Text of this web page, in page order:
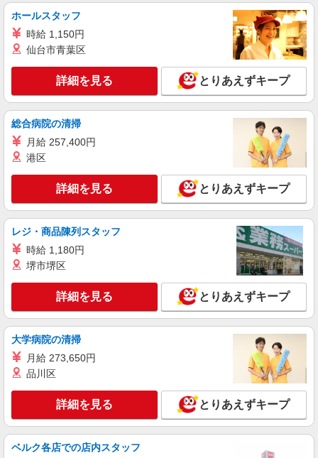
り時給を見直します。 ※アルバイト賞与（寸
志）：あり 年2回。勤続年数により金額UP。
イリーゼ東久留米 （東京都東久留米市中央町3
キープ 詳細を見る
アルバイト パート
株式会社HITOWA フードサービスカンパニー
福祉施設での調理員【アルバイト・パート】
変動します。 ※AP評価制度：あり 年1回の評価
により時給を見直します。 ※アルバイト賞与（寸
志）：あり 年2回。勤続年数により金額UP。
イリーゼ東久留米 （東京都東久留米市中央町3
丁目12番14号）
キープ 詳細を見る
正社員
株式会社HITOWA フードサービスカンパニー
福祉施設での栄養士【正社員】
月給25万円〜28万円 ※給与は経験や前職給与
に応じて決定します。 賞与年2回
イリーゼ東久留米 （東京都東久留米市中央町3
詳細を見る
パート
株式会社HITOWA フードサービスカンパニー
福祉施設での調理補助【アルバイト・パート】
ホールスタッフ
時給 1,150円
仙台市青葉区
詳細を見る とりあえずキープ
総合病院の清掃
月給 257,400円
港区
詳細を見る とりあえずキープ
レジ・商品陳列スタッフ
時給 1,180円
堺市堺区
詳細を見る とりあえずキープ
大学病院の清掃
月給 273,650円
品川区
詳細を見る とりあえずキープ
ベルク各店での店内スタッフ